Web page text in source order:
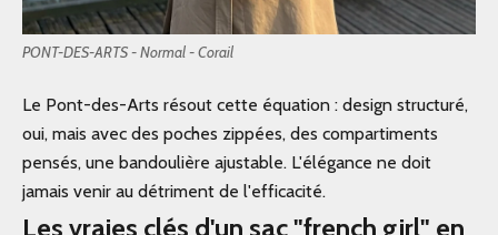
PONT-DES-ARTS - Normal - Corail
Le Pont-des-Arts résout cette équation : design structuré,
oui, mais avec des poches zippées, des compartiments
pensés, une bandoulière ajustable. L'élégance ne doit
jamais venir au détriment de l'efficacité.
Les vraies clés d'un sac "french girl" en